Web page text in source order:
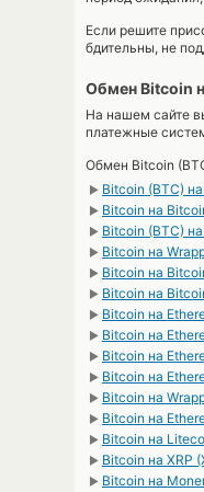
Если решите
бдительны, не
Обмен Bitcoin
На нашем сайте
платежные
Обмен Bitcoin
► Bitcoin (BTC)
► Bitcoin на
► Bitcoin (BTC)
► Bitcoin на
► Bitcoin на
► Bitcoin на
► Bitcoin на
► Bitcoin на
► Bitcoin на
► Bitcoin на
► Bitcoin на
► Bitcoin на
► Bitcoin на
► Bitcoin на XRP
► Bitcoin на